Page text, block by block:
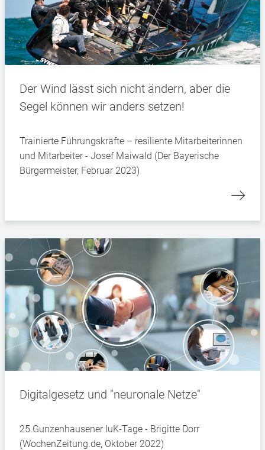
Der Wind lässt sich nicht ändern, aber die
Segel können wir anders setzen!
Trainierte Führungskräfte – resiliente Mitarbeiterinnen
und Mitarbeiter - Josef Maiwald (Der Bayerische
Bürgermeister, Februar 2023)
Digitalgesetz und "neuronale Netze"
25.Gunzenhausener IuK-Tage - Brigitte Dorr
(WochenZeitung.de, Oktober 2022)